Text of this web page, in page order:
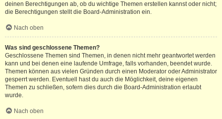
deinen Berechtigungen ab, ob du wichtige Themen erstellen kannst oder nicht;
die Berechtigungen stellt die Board-Administration ein.
Nach oben
Was sind geschlossene Themen?
Geschlossene Themen sind Themen, in denen nicht mehr geantwortet werden
kann und bei denen eine laufende Umfrage, falls vorhanden, beendet wurde.
Themen können aus vielen Gründen durch einen Moderator oder Administrator
gesperrt werden. Eventuell hast du auch die Möglichkeit, deine eigenen
Themen zu schließen, sofern dies durch die Board-Administration erlaubt
wurde.
Nach oben